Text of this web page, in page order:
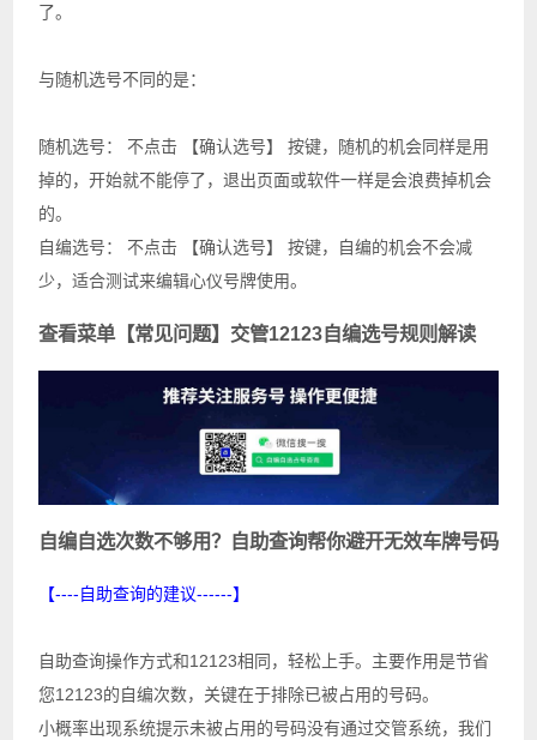
了。
与随机选号不同的是：
随机选号： 不点击 【确认选号】 按键，随机的机会同样是用
掉的，开始就不能停了，退出页面或软件一样是会浪费掉机会
的。
自编选号： 不点击 【确认选号】 按键，自编的机会不会减
少，适合测试来编辑心仪号牌使用。
查看菜单【常见问题】交管12123自编选号规则解读
自编自选次数不够用？自助查询帮你避开无效车牌号码
【----自助查询的建议------】
自助查询操作方式和12123相同，轻松上手。主要作用是节省
您12123的自编次数，关键在于排除已被占用的号码。
小概率出现系统提示未被占用的号码没有通过交管系统，我们